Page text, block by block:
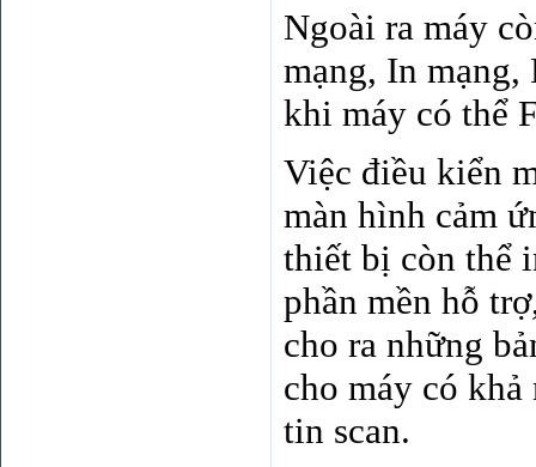
Ngoài ra máy
mạng, In mạng,
khi máy có thể
Việc điều kiển
màn hình cảm
thiết bị còn thể
phần mền hỗ
cho ra những
cho máy có
tin scan.